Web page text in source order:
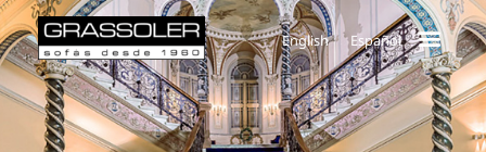
English Español